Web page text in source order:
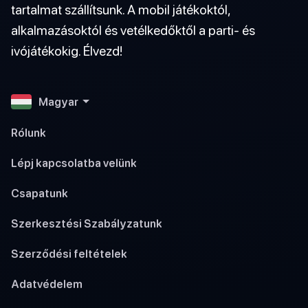
tartalmat szállítsunk. A mobil játékoktól,
alkalmazásoktól és vetélkedőktől a parti- és
ivójátékokig. Élvezd!
Magyar
Rólunk
Lépj kapcsolatba velünk
Csapatunk
Szerkesztési Szabályzatunk
Szerződési feltételek
Adatvédelem